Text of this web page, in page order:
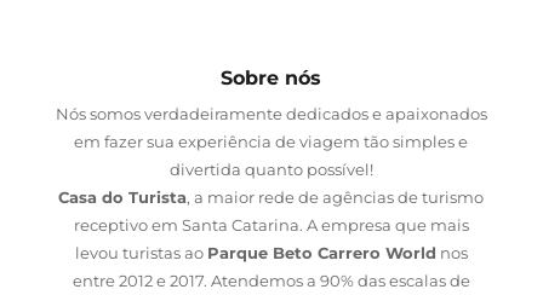
Sobre nós
Nós somos verdadeiramente dedicados e apaixonados
em fazer sua experiência de viagem tão simples e
divertida quanto possível!
Casa do Turista, a maior rede de agências de turismo
receptivo em Santa Catarina. A empresa que mais
levou turistas ao Parque Beto Carrero World nos
entre 2012 e 2017. Atendemos a 90% das escalas de